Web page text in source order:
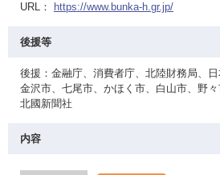
URL：
https://www.bunka-h.gr.jp/
後援等
後援：金融庁、消費者庁、北陸財務局、日
金沢市、七尾市、かほく市、白山市、野々
北國新聞社
内容